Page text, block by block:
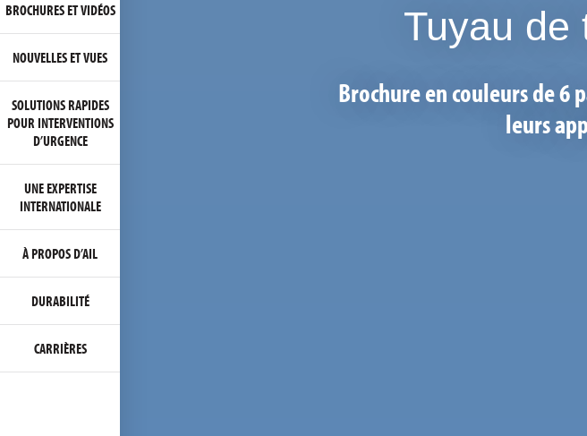
BROCHURES ET VIDÉOS
NOUVELLES ET VUES
SOLUTIONS RAPIDES
POUR INTERVENTIONS
D’URGENCE
UNE EXPERTISE
INTERNATIONALE
À PROPOS D’AIL
DURABILITÉ
CARRIÈRES
Tuyau de
Brochure en couleurs de 6
leurs